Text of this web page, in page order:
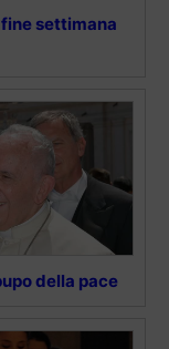
fine settimana
della pace